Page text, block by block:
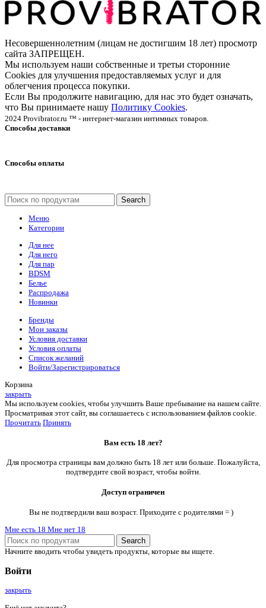
Несовершеннолетним (лицам не достигшим 18 лет) просмотр
сайта ЗАПРЕЩЕН.
Мы используем наши собственные и третьи сторонние
Cookies для улучшения предоставляемых услуг и для
облегчения процесса покупки.
Если Вы продолжите навигацию, для нас это будет означать,
что Вы принимаете нашу Политику Cookies.
2024 Provibrator.ru ™ - интернет-магазин интимных товаров.
Способы доставки
Способы оплаты
Search
Меню
Категории
Для нее
Для него
Для пар
BDSM
Белье
Распродажа
Новинки
Бренды
Мои заказы
Условия доставки
Условия оплаты
Список желаний
Войти/Зарегистрироваться
Корзина
закрыть
Мы используем cookies, чтобы улучшить Ваше пребывание на нашем сайте.
Просматривая этот сайт, вы соглашаетесь с использованием файлов cookie.
Прочитать Принять
Вам есть 18 лет?
Для просмотра страницы вам должно быть 18 лет или больше. Пожалуйста,
подтвердите свой возраст, чтобы войти.
Доступ ограничен
Вы не подтвердили ваш возраст. Приходите с родителями = )
Мне есть 18 Мне нет 18
Search
Начните вводить чтобы увидеть продукты, которые вы ищете.
Войти
закрыть